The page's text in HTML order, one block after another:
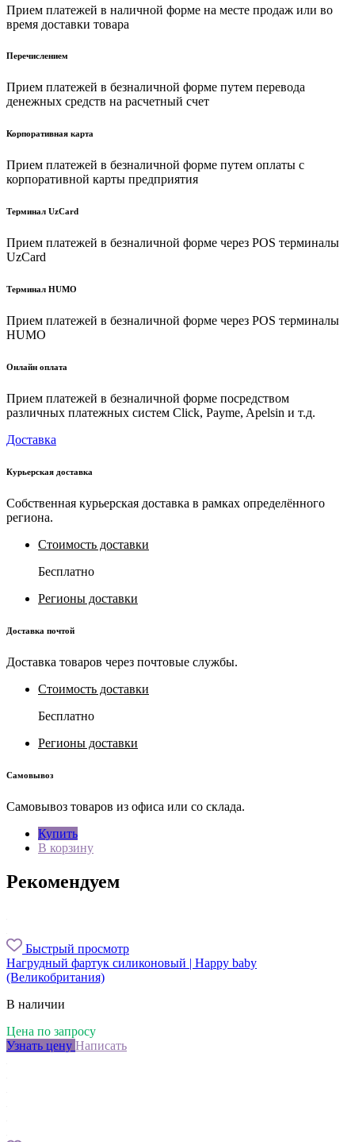
Прием платежей в наличной форме на месте продаж или во
время доставки товара
Перечислением
Прием платежей в безналичной форме путем перевода
денежных средств на расчетный счет
Корпоративная карта
Прием платежей в безналичной форме путем оплаты с
корпоративной карты предприятия
Терминал UzCard
Прием платежей в безналичной форме через POS терминалы
UzCard
Терминал HUMO
Прием платежей в безналичной форме через POS терминалы
HUMO
Онлайн оплата
Прием платежей в безналичной форме посредством
различных платежных систем Click, Payme, Apelsin и т.д.
Доставка
Курьерская доставка
Собственная курьерская доставка в рамках определённого
региона.
Стоимость доставки
Бесплатно
Регионы доставки
Доставка почтой
Доставка товаров через почтовые службы.
Стоимость доставки
Бесплатно
Регионы доставки
Самовывоз
Самовывоз товаров из офиса или со склада.
Купить
В корзину
Рекомендуем
Быстрый просмотр
Нагрудный фартук силиконовый | Happy baby
(Великобритания)
В наличии
Цена по запросу
Узнать цену Написать